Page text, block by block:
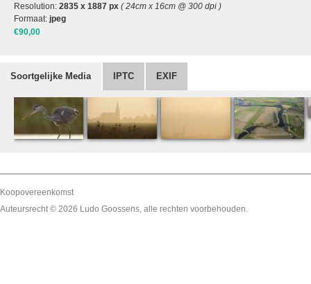
Resolution: 2835 x 1887 px ( 24cm x 16cm @ 300 dpi )
Formaat: jpeg
€90,00
Soortgelijke Media IPTC EXIF
Koopovereenkomst
Auteursrecht © 2026 Ludo Goossens, alle rechten voorbehouden.